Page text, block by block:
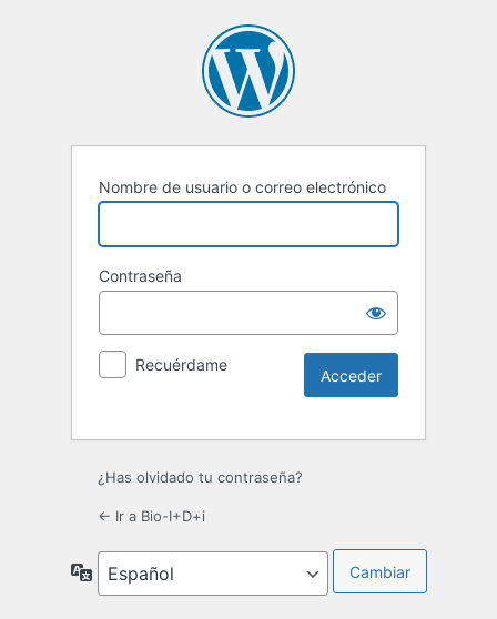
Nombre de usuario o correo electrónico
Contraseña
Recuérdame
¿Has olvidado tu contraseña?
← Ir a Bio-I+D+i
Idioma